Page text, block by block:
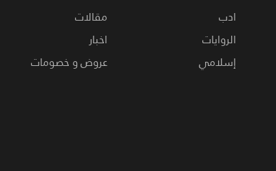
ادب
الروايات
إسلامي
مقالات
اخبار
عروض و خصومات